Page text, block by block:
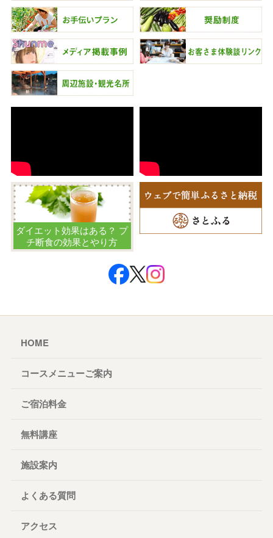
ダイエット効果はある？ プ
チ断食の効果とやり方
HOME
コースメニューご案内
ご宿泊料金
無料講座
施設案内
よくある質問
アクセス